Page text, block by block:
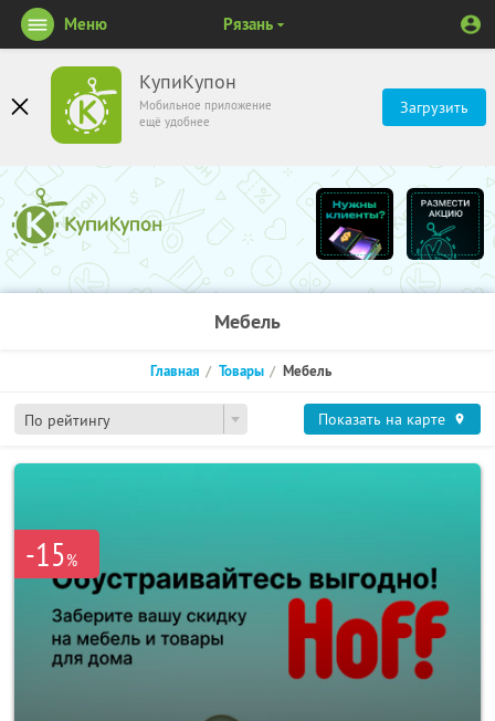
КупиКупон
Мобильное приложение
ещё удобнее
Загрузить
Меню Рязань
Мебель
По рейтингу
Главная Товары Мебель
Показать на карте
-15%